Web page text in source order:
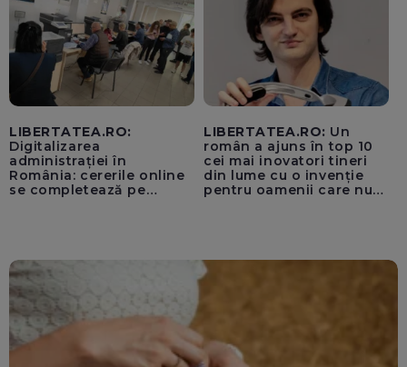
LIBERTATEA.RO:
Digitalizarea
administrației în
România: cererile online
se completează pe
LIBERTATEA.RO: Un
român a ajuns în top 10
cei mai inovatori tineri
din lume cu o invenție
pentru oamenii care nu